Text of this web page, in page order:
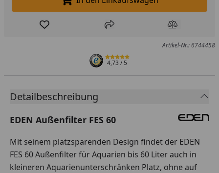
In den Einkaufswagen legen
Produkt zur Wunschliste hinzufügen
Teilen Produkt
Artikel-Nr.: 6744458
4,73/ 5
Detailbeschreibung
EDEN Außenfilter FES 60
Mit seinem platzsparenden Design findet der EDEN
FES 60 Außenfilter für Aquarien bis 60 Liter auch in
kleineren Aquarienunterschränken Platz, ohne auf